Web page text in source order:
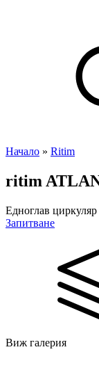
Начало » Ritim
ritim
Едноглав
Запитване
Виж галерия